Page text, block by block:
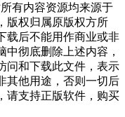
有内容资源均来源于
版权归属原版权方所
载后不能用作商业或非
彻底删除上述内容，
问和下载此文件，表示
其他用途，否则一切后
请支持正版软件，购买